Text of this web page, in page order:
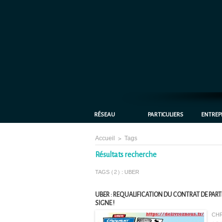
RÉSEAU PARTICULIERS
Accueil > Tags
Résultats recherche
TAGS (2) : UBER
UBER : REQUALIFICATION DU CONTRAT DE
SIGNE !